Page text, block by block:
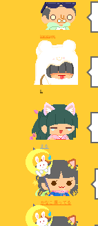
inextage
L
まる
かなこ腐ってる